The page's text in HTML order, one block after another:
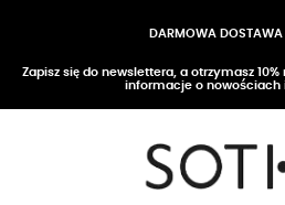
DARMOWA DOSTAWA
Zapisz się do newslettera, a otrzymasz
informacje o nowościach